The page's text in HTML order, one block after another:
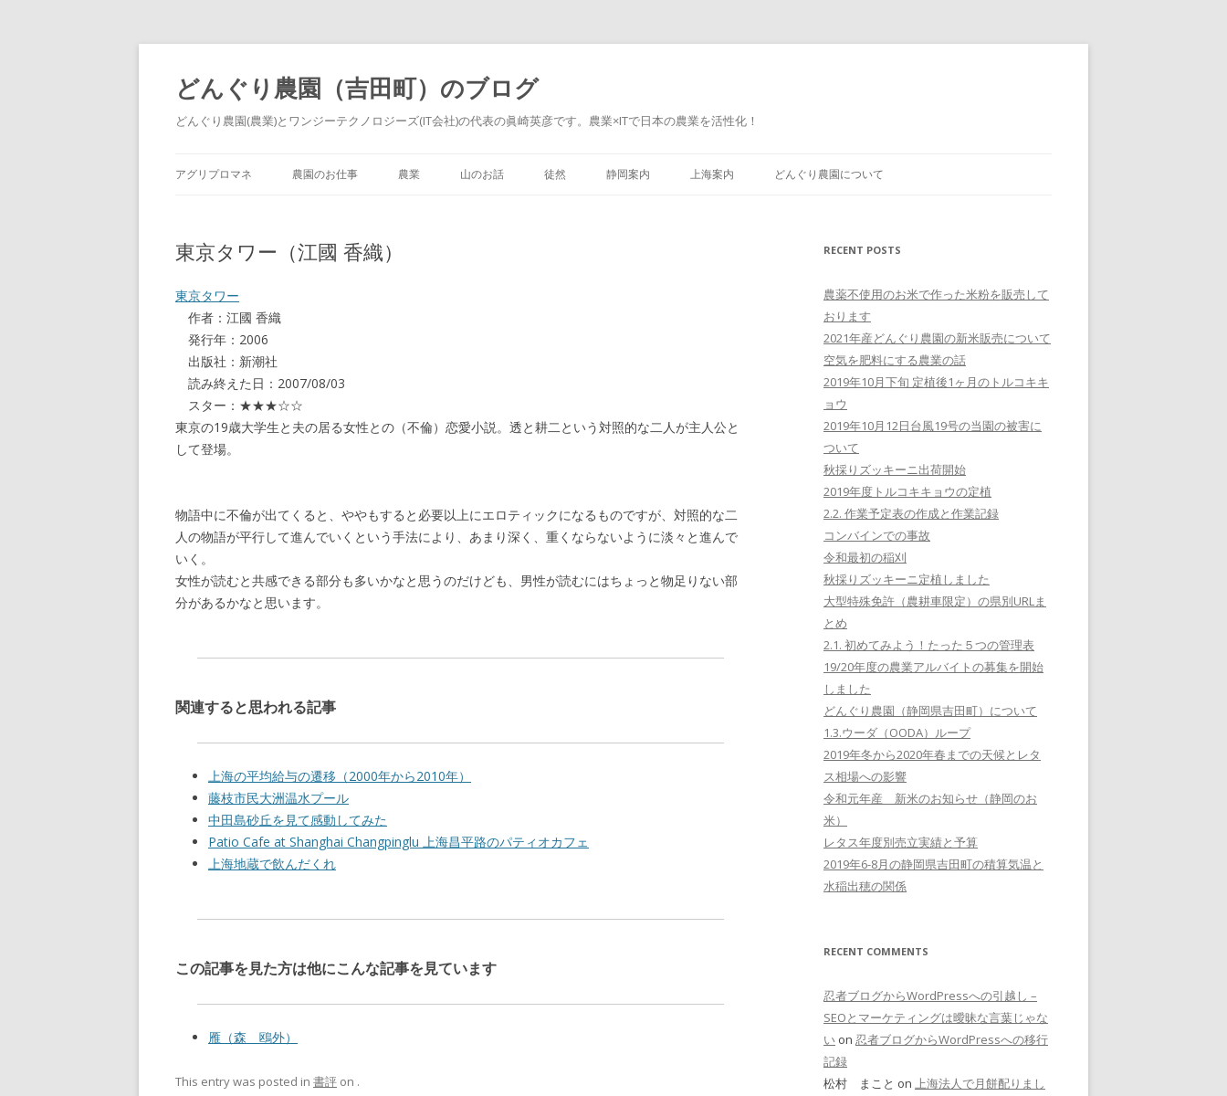
どんぐり農園（吉田町）のブログ
どんぐり農園(農業)とワンジーテクノロジーズ(IT会社)の代表の眞崎英彦です。農業×ITで日本の農業を活性化！
アグリプロマネ 農園のお仕事 農業 山のお話 徒然 静岡案内 上海案内 どんぐり農園について
東京タワー（江國 香織）
東京タワー
作者：江國 香織
発行年：2006
出版社：新潮社
読み終えた日：2007/08/03
スター：★★★☆☆
東京の19歳大学生と夫の居る女性との（不倫）恋愛小説。透と耕二という対照的な二人が主人公と
して登場。
物語中に不倫が出てくると、ややもすると必要以上にエロティックになるものですが、対照的な二
人の物語が平行して進んでいくという手法により、あまり深く、重くならないように淡々と進んで
いく。
女性が読むと共感できる部分も多いかなと思うのだけども、男性が読むにはちょっと物足りない部
分があるかなと思います。
関連すると思われる記事
上海の平均給与の遷移（2000年から2010年）
藤枝市民大洲温水プール
中田島砂丘を見て感動してみた
Patio Cafe at Shanghai Changpinglu 上海昌平路のパティオカフェ
上海地蔵で飲んだくれ
この記事を見た方は他にこんな記事を見ています
雁（森 鴎外）
This entry was posted in 書評 on .
RECENT POSTS
農薬不使用のお米で作った米粉を販売して
おります
2021年産どんぐり農園の新米販売について
空気を肥料にする農業の話
2019年10月下旬 定植後1ヶ月のトルコキキ
ョウ
2019年10月12日台風19号の当園の被害に
ついて
秋採りズッキーニ出荷開始
2019年度トルコキキョウの定植
2.2. 作業予定表の作成と作業記録
コンバインでの事故
令和最初の稲刈
秋採りズッキーニ定植しました
大型特殊免許（農耕車限定）の県別URLま
とめ
2.1. 初めてみよう！たった５つの管理表
19/20年度の農業アルバイトの募集を開始
しました
どんぐり農園（静岡県吉田町）について
1.3.ウーダ（OODA）ループ
2019年冬から2020年春までの天候とレタ
ス相場への影響
令和元年産 新米のお知らせ（静岡のお
米）
レタス年度別売立実績と予算
2019年6-8月の静岡県吉田町の積算気温と
水稲出穂の関係
RECENT COMMENTS
忍者ブログからWordPressへの引越し –
SEOとマーケティングは曖昧な言葉じゃな
い on 忍者ブログからWordPressへの移行
記録
松村 まこと on 上海法人で月餅配りまし